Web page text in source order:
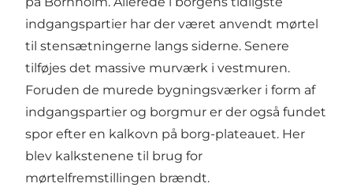
indgangspartier har der været anvendt mørtel
til stensætningerne langs siderne. Senere
tilføjes det massive murværk i vestmuren.
Foruden de murede bygningsværker i form af
indgangspartier og borgmur er der også fundet
spor efter en kalkovn på borg-plateauet. Her
blev kalkstenene til brug for
mørtelfremstillingen brændt.